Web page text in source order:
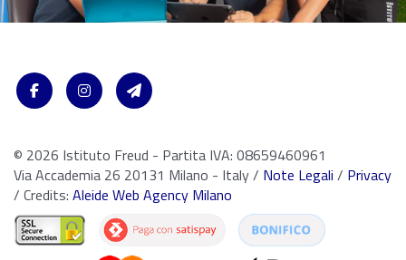
© 2026 Istituto Freud - Partita IVA: 08659460961
Via Accademia 26 20131 Milano - Italy / Note Legali / Privacy
/ Credits: Aleide Web Agency Milano